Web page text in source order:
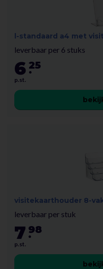
l-standaard a4 met
leverbaar per 6 stuks
6 .
25
p.st.
visitekaarthouder 8-
leverbaar per stuk
7 .
98
p.st.